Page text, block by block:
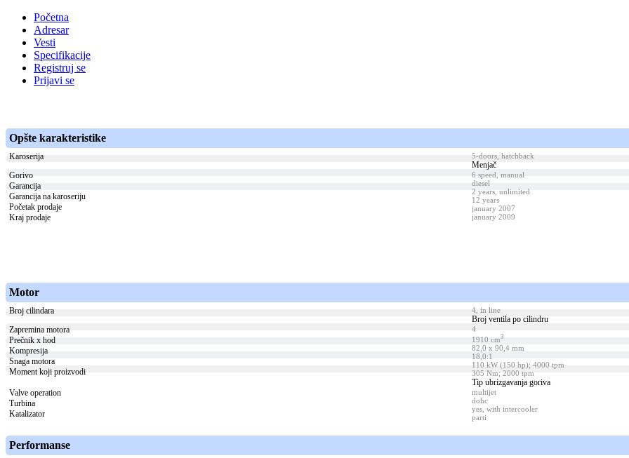
Početna
Adresar
Vesti
Specifikacije
Registruj se
Prijavi se
Opšte karakteristike
Karoserija 5-doors, hatchback
Menjač
6 speed, manual
Gorivo
diesel
Garancija
2 years, unlimited
Garancija na karoseriju 12 years
Početak prodaje january 2007
Kraj prodaje january 2009
Motor
Broj cilindara 4, in line
Broj ventila po cilindru
4
Zapremina motora
1910 cm3
Prečnik x hod
82,0 x 90,4 mm
Kompresija
18,0:1
Snaga motora 110 kW (150 hp); 4000 tpm
Moment koji proizvodi 305 Nm; 2000 tpm
Tip ubrizgavanja goriva
multijet
Valve operation
dohc
Turbina
yes, with intercooler
Katalizator parti
Performanse